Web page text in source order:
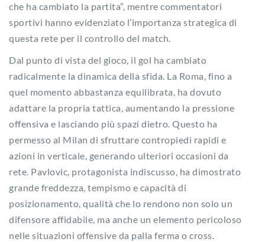
che ha cambiato la partita”, mentre commentatori
sportivi hanno evidenziato l’importanza strategica di
questa rete per il controllo del match.
Dal punto di vista del gioco, il gol ha cambiato
radicalmente la dinamica della sfida. La Roma, fino a
quel momento abbastanza equilibrata, ha dovuto
adattare la propria tattica, aumentando la pressione
offensiva e lasciando più spazi dietro. Questo ha
permesso al Milan di sfruttare contropiedi rapidi e
azioni in verticale, generando ulteriori occasioni da
rete. Pavlovic, protagonista indiscusso, ha dimostrato
grande freddezza, tempismo e capacità di
posizionamento, qualità che lo rendono non solo un
difensore affidabile, ma anche un elemento pericoloso
nelle situazioni offensive da palla ferma o cross.